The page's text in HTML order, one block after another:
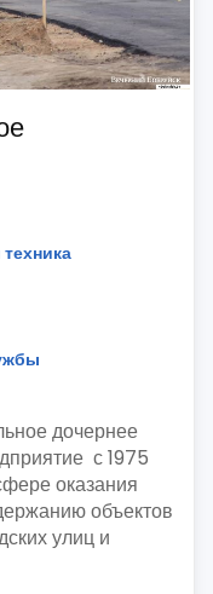
дочернее
с 1975
оказания
объектов
улиц и